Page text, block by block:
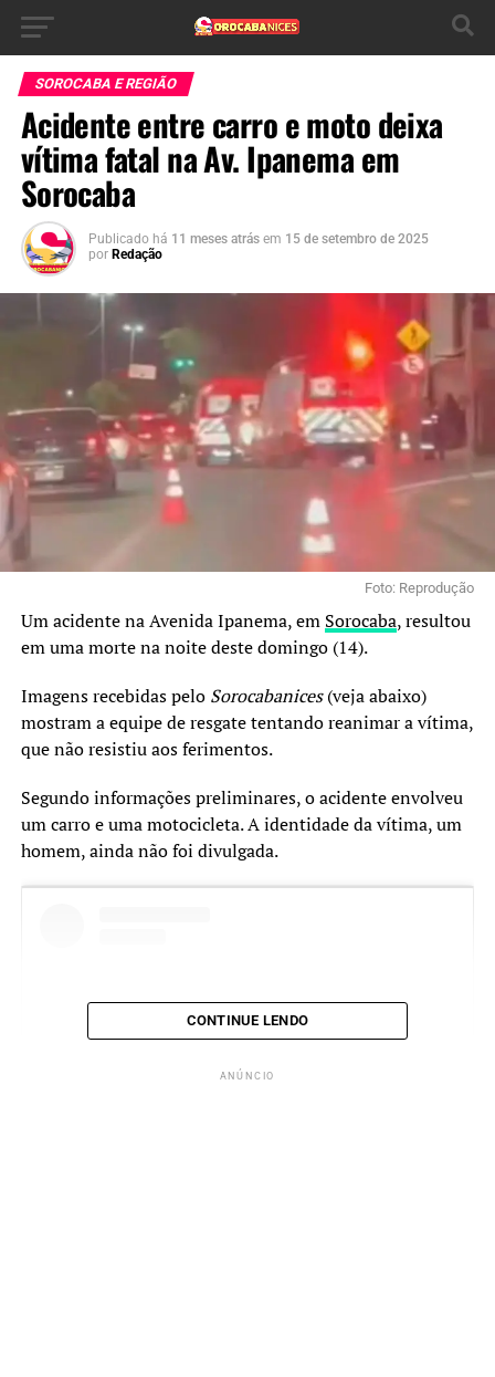
SOROCABA E REGIÃO
Acidente entre carro e moto deixa
vítima fatal na Av. Ipanema em
Sorocaba
Publicado há 11 meses atrás em 15 de setembro de 2025
por Redação
Foto: Reprodução
Um acidente na Avenida Ipanema, em Sorocaba, resultou
em uma morte na noite deste domingo (14).
Imagens recebidas pelo Sorocabanices(veja abaixo)
mostram a equipe de resgate tentando reanimar a vítima,
que não resistiu aos ferimentos.
Segundo informações preliminares, o acidente envolveu
um carro e uma motocicleta. A identidade da vítima, um
homem, ainda não foi divulgada.
CONTINUE LENDO
ANÚNCIO